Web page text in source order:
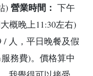
) 營業時間： 下午
概晚上11:30左右)
/ 人，平日晚餐及假
務費)。價格算中